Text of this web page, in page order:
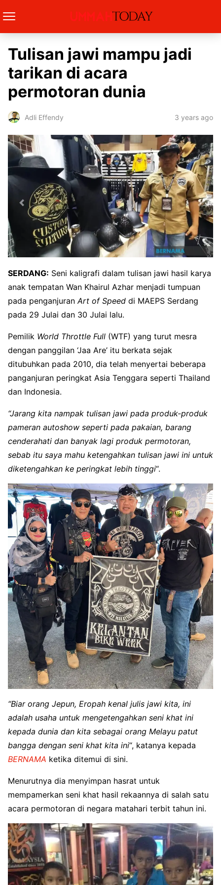
Tulisan jawi mampu jadi
tarikan di acara
permotoran dunia
Adli Effendy 3 years ago
SERDANG: Seni kaligrafi dalam tulisan jawi hasil karya
anak tempatan Wan Khairul Azhar menjadi tumpuan
pada penganjuranArt of Speed di MAEPS Serdang
pada 29 Julai dan 30 Julai lalu.
Pemilik World Throttle Full (WTF) yang turut mesra
dengan panggilan ‘Jaa Are’ itu berkata sejak
ditubuhkan pada 2010, dia telah menyertai beberapa
panganjuran peringkat Asia Tenggara seperti Thailand
dan Indonesia.
“Jarang kita nampak tulisan jawi pada produk-produk
pameran autoshow seperti pada pakaian, barang
cenderahati dan banyak lagi produk permotoran,
sebab itu saya mahu ketengahkan tulisan jawi ini untuk
diketengahkan ke peringkat lebih tinggi“.
“Biar orang Jepun, Eropah kenal julis jawi kita, ini
adalah usaha untuk mengetengahkan seni khat ini
kepada dunia dan kita sebagai orang Melayu patut
bangga dengan seni khat kita ini“, katanya kepada
BERNAMA ketika ditemui di sini.
Menurutnya dia menyimpan hasrat untuk
mempamerkan seni khat hasil rekaannya di salah satu
acara permotoran di negara matahari terbit tahun ini.